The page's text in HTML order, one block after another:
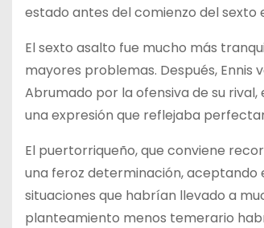
estado antes del comienzo del sexto
El sexto asalto fue mucho más
mayores problemas. Después,
Abrumado por la ofensiva de su
una expresión que reflejaba
El puertorriqueño, que conviene
una feroz determinación,
situaciones que habrían llevado a
planteamiento menos temerario